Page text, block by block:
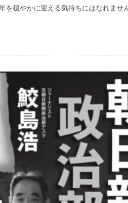
を穏やかに迎える気持ちにはなれませ